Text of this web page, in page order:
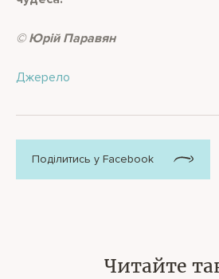
© Юрій Паравян
Джерело
Поділитись у Facebook
Читайте